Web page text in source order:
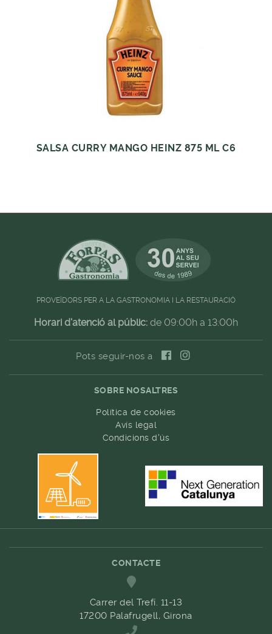
SALSA CURRY MANGO HEINZ 875 ML C6
PROVEÏDORS PER A LA GASTRONOMIA I LA RESTAURACIÓ
Horari d'atenció al públic: de 09:00h a 13:00h
Pots seguir-nos a
SOBRE NOSALTRES
Política de cookies
Avís legal
Condicions d'ús
CONTACTE
Carrer del Trefí. 11-13
17200 Palafrugell, Girona